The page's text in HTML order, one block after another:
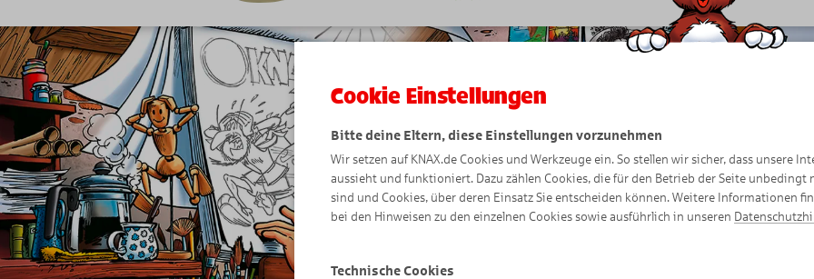
Cookie Einstellungen
Bitte deine Eltern, diese Einstellungen vorzunehmen
Wir setzen auf KNAX.de Cookies und Werkzeuge ein. So stellen wir sicher, dass unsere
aussieht und funktioniert. Dazu zählen Cookies, die für den Betrieb der Seite unbedingt
sind und Cookies, über deren Einsatz Sie entscheiden können. Weitere Informationen
bei den Hinweisen zu den einzelnen Cookies sowie ausführlich in unseren
Technische Cookies